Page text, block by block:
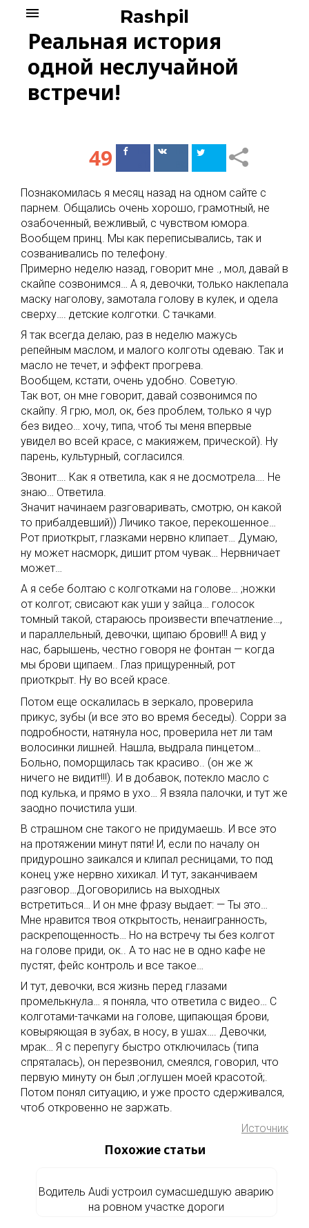
content
Rashpil
menu
Реальная история
одной неслучайной
встречи!
49
ПоделитьсяПоделиться
Познакомилась я месяц назад на одном сайте с
парнем. Общались очень хорошо, грамотный, не
озабоченный, вежливый, с чувством юмора.
Вообщем принц. Мы как переписывались, так и
созванивались по телефону.
Примерно неделю назад, говорит мне ., мол, давай в
скайпе созвонимся… А я, девочки, только наклепала
маску наголову, замотала голову в кулек, и одела
сверху…. детские колготки. С тачками.
Я так всегда делаю, раз в неделю мажусь
репейным маслом, и малого колготы одеваю. Так и
масло не течет, и эффект прогрева.
Вообщем, кстати, очень удобно. Советую.
Так вот, он мне говорит, давай созвонимся по
скайпу. Я грю, мол, ок, без проблем, только я чур
без видео… хочу, типа, чтоб ты меня впервые
увидел во всей красе, с макияжем, прической). Ну
парень, культурный, согласился.
Звонит…. Как я ответила, как я не досмотрела…. Не
знаю… Ответила.
Значит начинаем разговаривать, смотрю, он какой
то прибалдевший)) Личико такое, перекошенное…
Рот приоткрыт, глазками нервно клипает… Думаю,
ну может насморк, дишит ртом чувак… Нервничает
может…
А я себе болтаю с колготками на голове… ;ножки
от колгот; свисают как уши у зайца… голосок
томный такой, стараюсь произвести впечатление…,
и параллельный, девочки, щипаю брови!!! А вид у
нас, барышень, честно говоря не фонтан — когда
мы брови щипаем.. Глаз прищуренный, рот
приоткрыт. Ну во всей красе.
Потом еще оскалилась в зеркало, проверила
прикус, зубы (и все это во время беседы). Сорри за
подробности, натянула нос, проверила нет ли там
волосинки лишней. Нашла, выдрала пинцетом…
Больно, поморщилась так красиво.. (он же ж
ничего не видит!!!). И в добавок, потекло масло с
под кулька, и прямо в ухо… Я взяла палочки, и тут же
заодно почистила уши.
В страшном сне такого не придумаешь. И все это
на протяжении минут пяти! И, если по началу он
придурошно заикался и клипал ресницами, то под
конец уже нервно хихикал. И тут, заканчиваем
разговор…Договорились на выходных
встретиться… И он мне фразу выдает: — Ты это…
Мне нравится твоя открытость, ненаигранность,
раскрепощенность… Но на встречу ты без колгот
на голове приди, ок.. А то нас не в одно кафе не
пустят, фейс контроль и все такое…
И тут, девочки, вся жизнь перед глазами
промелькнула… я поняла, что ответила с видео… С
колготами-тачками на голове, щипающая брови,
ковыряющая в зубах, в носу, в ушах…. Девочки,
мрак… Я с перепугу быстро отключилась (типа
спряталась), он перезвонил, смеялся, говорил, что
первую минуту он был ;оглушен моей красотой;.
Потом понял ситуацию, и уже просто сдерживался,
чтоб откровенно не заржать.
Источник
Похожие статьи
Водитель Audi устроил сумасшедшую аварию
на ровном участке дороги